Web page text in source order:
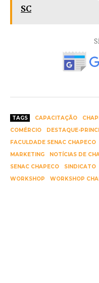
SC
TAGS CAPACITAÇÃO
COMÉRCIO
DESTAQUE-
FACULDADE SENAC CHAPECO
MARKETING
NOTÍCIAS DE
SENAC CHAPECO
SINDICATO
WORKSHOP
WORKSHOP